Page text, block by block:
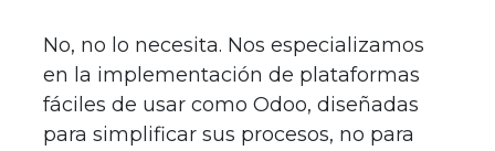
No, no lo necesita. Nos especializamos
en la implementación de plataformas
fáciles de usar como Odoo, diseñadas
para simplificar sus procesos, no para